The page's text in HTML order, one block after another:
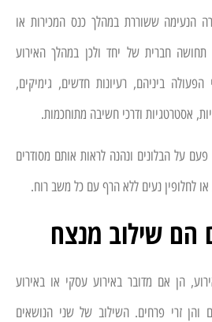
הנעימה ששוררת במהלך כנס המכירות או
חברית של יחד ולכן במהלך האירוע
ביניהם, רעיונות חדשים, גימיקים,
אסטרטגיות ודרכי חשיבה מתוחכמות.
על הבלונים ונהנה לראות אותם מסודרים
לחלופין נעים ללא הרף עם כל משב רוח.
הם שילוב מנצח
הן אם מדובר באירוע עסקי או באירוע
והן זרי פרחים. השילוב של שני הנושאים